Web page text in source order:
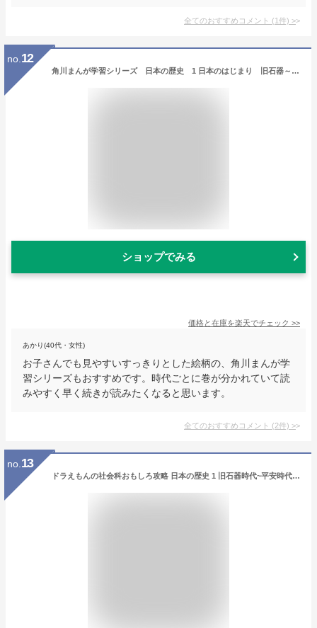
全てのおすすめコメント (1件) >
no. 12
角川まんが学習シリーズ 日本の歴史 1 日本のはじまり 旧石器～縄文・弥生～古墳時代 [ 山本 博文 ]
ショップでみる
価格と在庫を楽天でチェック >>
あかり(40代・女性)
お子さんでも見やすいすっきりとした絵柄の、角川まんが学
習シリーズもおすすめです。時代ごとに巻が分かれていて読
みやすく早く続きが読みたくなると思います。
全てのおすすめコメント (2件) >
no. 13
ドラえもんの社会科おもしろ攻略 日本の歴史 1 旧石器時代~平安時代: ドラえもんの学習シリーズ